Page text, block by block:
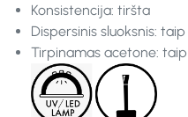
Konsistencija: tiršta
Dispersinis sluoksnis: taip
Tirpinamas acetone: taip